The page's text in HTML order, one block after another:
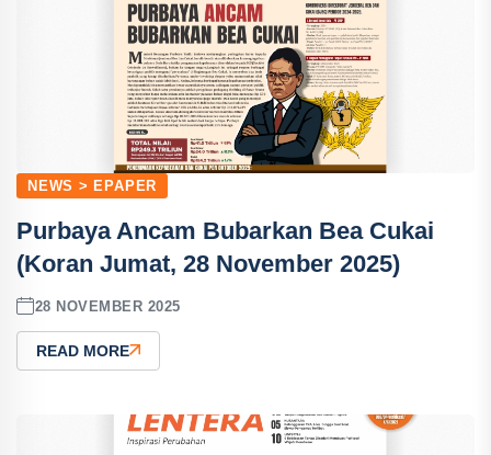
NEWS > EPAPER
Purbaya Ancam Bubarkan Bea Cukai
(Koran Jumat, 28 November 2025)
28 NOVEMBER 2025
READ MORE